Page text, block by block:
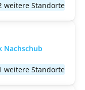
weitere Standorte
Nachschub
weitere Standorte